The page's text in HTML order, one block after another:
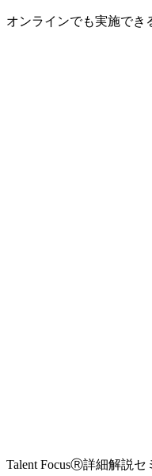
オンラインでも実施でき
Talent FocusⓇ詳細解説セ